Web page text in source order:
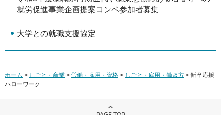
就労促進事業企画提案コンペ参加者募集
大学との就職支援協定
ホーム > しごと・産業 > 労働・雇用・資格 > しごと・雇用・働き方 > 新卒応援
ハローワーク